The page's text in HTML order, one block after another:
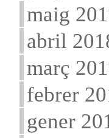
maig
abril
març
febrer
gener